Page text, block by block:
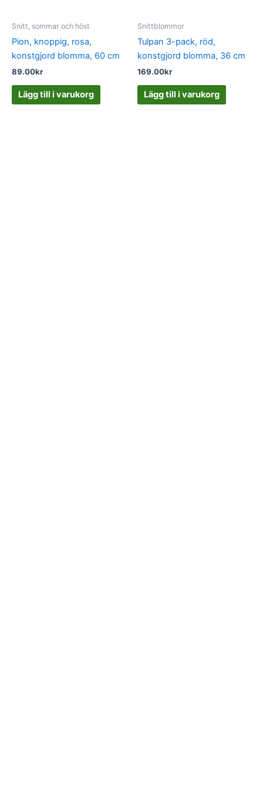
Snitt, sommar och höst
Pion, knoppig, rosa,
konstgjord blomma, 60 cm
89.00kr
Lägg till i varukorg
Snittblommor
Tulpan 3-pack, röd,
konstgjord blomma, 36 cm
169.00kr
Lägg till i varukorg